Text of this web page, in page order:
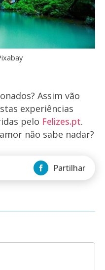
Assim vão
experiências
pelo Felizes.pt.
não sabe nadar?
Partilhar